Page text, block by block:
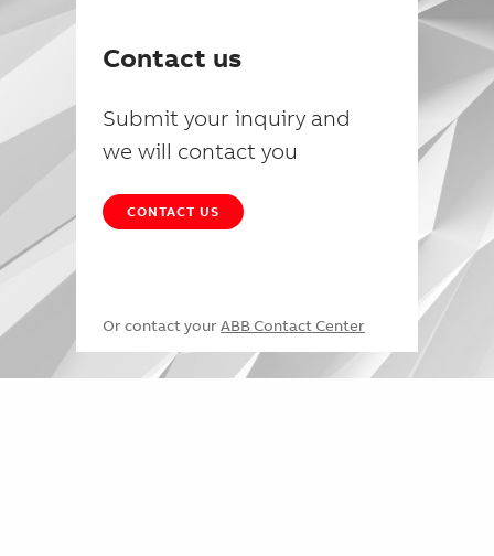
Contact us
Submit your inquiry and
we will contact you
CONTACT US
Or contact your ABB Contact Center